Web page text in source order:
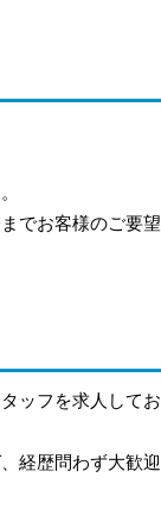
でお客様のご要望
ッフを求人してお
経歴問わず大歓迎